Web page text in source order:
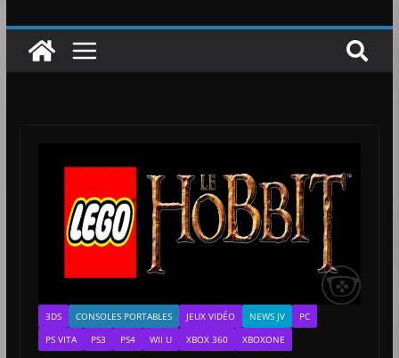
3DS CONSOLES PORTABLES JEUX VIDÉO NEWS JV
PC
PS VITA
PS3 PS4 WII U XBOX 360 XBOXONE